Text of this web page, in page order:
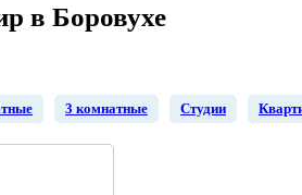
в Боровухе
3 комнатные Студии